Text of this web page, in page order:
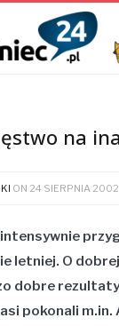
na
ON 24 SIERPNIA 2002
letniej. O
dobre
pokonali m.in.